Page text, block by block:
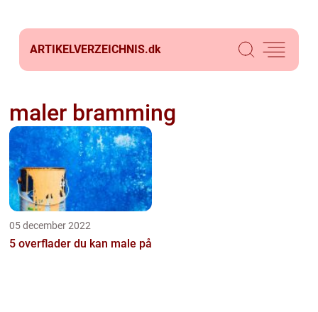
ARTIKELVERZEICHNIS.dk
maler bramming
05 december 2022
5 overflader du kan male på